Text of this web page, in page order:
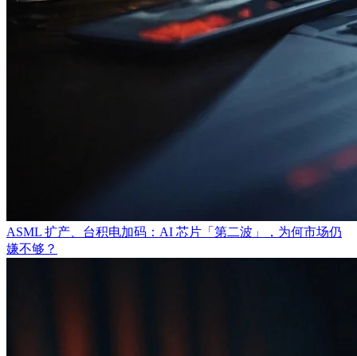
ASML 扩产、台积电加码：AI 芯片「第二波」，为何市场仍
嫌不够？